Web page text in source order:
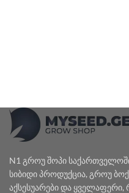
N1 გროუ შოპი
სიბიდი პროდუქცია, გროუ
აქსესუარები და ყველაფერი,